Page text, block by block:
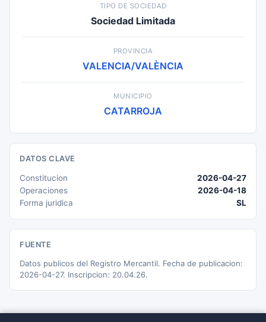
TIPO DE SOCIEDAD
Sociedad Limitada
PROVINCIA
VALENCIA/VALÈNCIA
MUNICIPIO
CATARROJA
DATOS CLAVE
Constitucion
2026-04-27
Operaciones
2026-04-18
Forma juridica
SL
FUENTE
Datos publicos del Registro Mercantil. Fecha de publicacion:
2026-04-27. Inscripcion: 20.04.26.